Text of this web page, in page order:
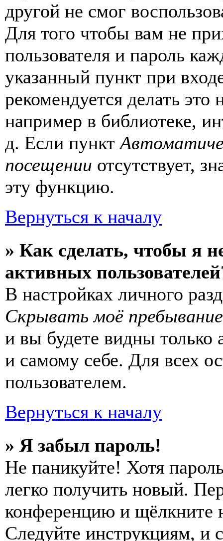
другой не смог
Для того чтобы вам не
пользователя и пароль
указанный пункт при
рекомендуется делать
например в библиотеке,
д. Если пункт
посещении отсутствует,
эту функцию.
Вернуться к началу
» Как сделать, чтобы я
активных
В настройках личного
Скрывать моё
и вы будете видны только
и самому себе. Для всех
пользователем.
Вернуться к началу
» Я забыл пароль!
Не паникуйте! Хотя
легко получить новый.
конференцию и щёлкните
Следуйте инструкциям, и